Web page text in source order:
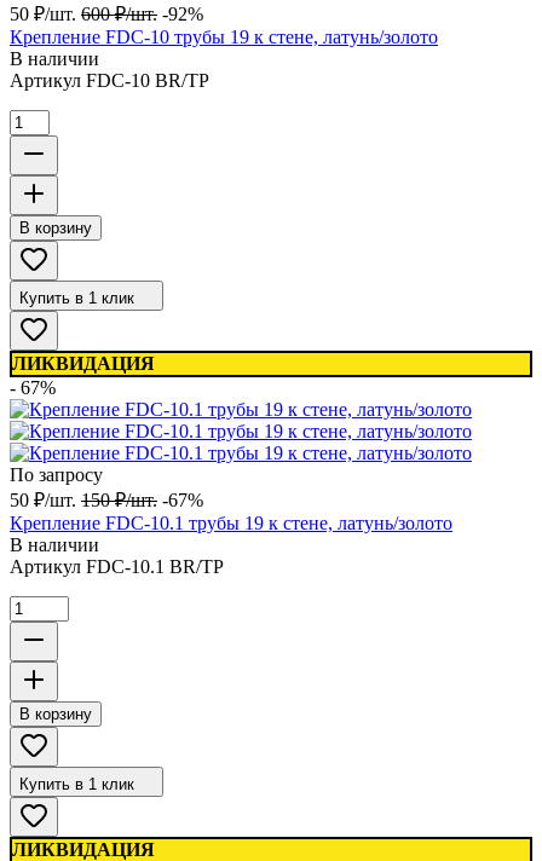
50 ₽/шт. 600 ₽/шт. -92%
Крепление FDC-10 трубы 19 к стене, латунь/золото
В наличии
Артикул FDC-10 BR/TP
В корзину
Купить в 1 клик
ЛИКВИДАЦИЯ
- 67%
По запросу
50 ₽/шт. 150 ₽/шт. -67%
Крепление FDC-10.1 трубы 19 к стене, латунь/золото
В наличии
Артикул FDC-10.1 BR/TP
В корзину
Купить в 1 клик
ЛИКВИДАЦИЯ